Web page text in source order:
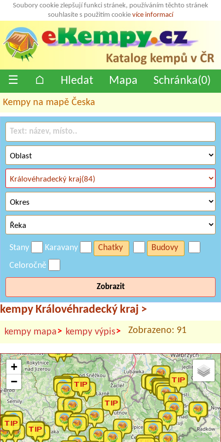
Soubory cookie zlepšují funkci stránek, používáním těchto stránek
souhlasíte s použitím cookie více informací
☰ ⌂ Hledat Mapa Schránka(0)
Kempy na mapě Česka
Stany Karavany Chatky
Budovy
Celoročně
Zobrazit
kempy Královéhradecký kraj >
kempy mapa> kempy výpis> Zobrazeno: 91
+
−